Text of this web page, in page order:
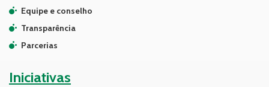
Equipe e conselho
Transparência
Parcerias
Iniciativas